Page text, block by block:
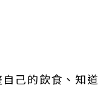
己的飲食、知道